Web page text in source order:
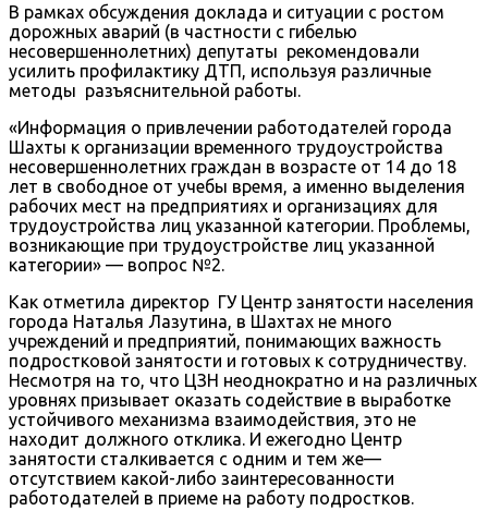
В рамках обсуждения доклада и ситуации с ростом
дорожных аварий (в частности с гибелью
несовершеннолетних) депутаты рекомендовали
усилить профилактику ДТП, используя различные
методы разъяснительной работы.
«Информация о привлечении работодателей города
Шахты к организации временного трудоустройства
несовершеннолетних граждан в возрасте от 14 до 18
лет в свободное от учебы время, а именно выделения
рабочих мест на предприятиях и организациях для
трудоустройства лиц указанной категории. Проблемы,
возникающие при трудоустройстве лиц указанной
категории» — вопрос №2.
Как отметила директор ГУ Центр занятости населения
города Наталья Лазутина, в Шахтах не много
учреждений и предприятий, понимающих важность
подростковой занятости и готовых к сотрудничеству.
Несмотря на то, что ЦЗН неоднократно и на различных
уровнях призывает оказать содействие в выработке
устойчивого механизма взаимодействия, это не
находит должного отклика. И ежегодно Центр
занятости сталкивается с одним и тем же—
отсутствием какой-либо заинтересованности
работодателей в приеме на работу подростков.